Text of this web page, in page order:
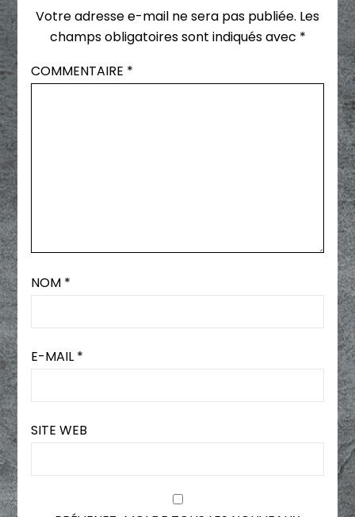
Votre adresse e-mail ne sera pas publiée. Les
champs obligatoires sont indiqués avec *
COMMENTAIRE *
NOM *
E-MAIL *
SITE WEB